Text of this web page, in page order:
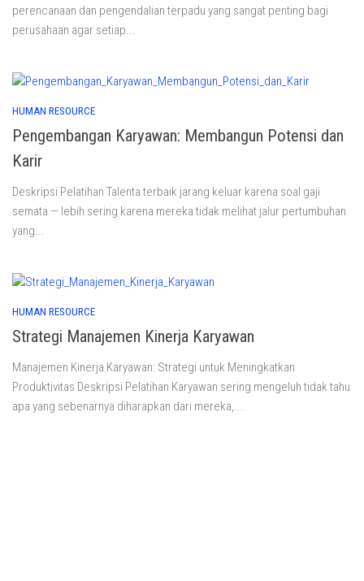
perencanaan dan pengendalian terpadu yang sangat penting bagi
perusahaan agar setiap...
HUMAN RESOURCE
Pengembangan Karyawan: Membangun Potensi dan
Karir
Deskripsi Pelatihan Talenta terbaik jarang keluar karena soal gaji
semata — lebih sering karena mereka tidak melihat jalur pertumbuhan
yang...
HUMAN RESOURCE
Strategi Manajemen Kinerja Karyawan
Manajemen Kinerja Karyawan: Strategi untuk Meningkatkan
Produktivitas Deskripsi Pelatihan Karyawan sering mengeluh tidak tahu
apa yang sebenarnya diharapkan dari mereka,...